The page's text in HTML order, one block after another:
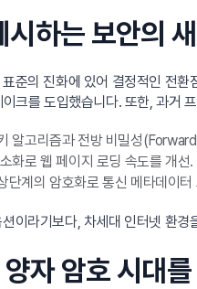
하는 보안의
준의 진화에 있어 결정적인 전
크를 도입했습니다. 또한, 과거
알고리즘과 전방 비밀성
화로 웹 페이지 로딩 속도를 개선.
단계의 암호화로 통신 메타데이터
이라기보다, 차세대 인터넷 환
자 암호 시대